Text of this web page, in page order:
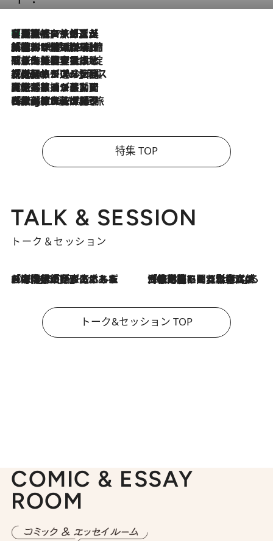
2026.8.7
【厳選旅コスメ】「多機能アイテムがメイン！」旅好き美容エディターが選んだ夏旅ベストコスメを発表【Mサイズジップ】
2026.8.6
「荷物が増えるほど旅ストレスは増す」美容ジャーナリストがたどり着いた最終結論。“化粧品を劇的に減らす”感動の凝縮美容とは
2026.8.6
「旅先には金髪ウィッグを持参」日本と同じメイクでは損してる!? 美容ジャーナリストが提案する“掟破りの旅美容”とは
2026.8.6
【厳選旅コスメ】「身軽さ＆UV対策重視！」ヘアアーティストshucoが選んだ夏旅ベストコスメを発表【Mサイズジップ】
2026.8.5
【厳選旅コスメ】国内をあちこち移動する河井菜摘が選んだ夏旅ベストコスメ発表！「リラックスアイテムはマスト」【Mサイズジップ】
2026.8.4
【厳選旅コスメ】「紫外線＆乾燥対策しながらメイク感も！」ヘア＆メイクGeorgeが選んだ夏旅ベストコスメを発表！【Mサイズジップ】
特集 TOP
TALK & SESSION
トーク＆セッション
2026.8.3
「今後値上げがあるとすれば…」「リスクがあるのは今年の冬」エネルギー専門家が語る、ホルムズ海峡封鎖が家庭にもたらす“ある心配” 2026.8.3
「住宅建てられない…」「サーチャージ料の高値が続いている」ホルムズ海峡封鎖による影響はいつまで続く？《エネルギー専門家に聞く“どうなる日本の暮らし”》
トーク&セッション TOP
COMIC & ESSAY
ROOM